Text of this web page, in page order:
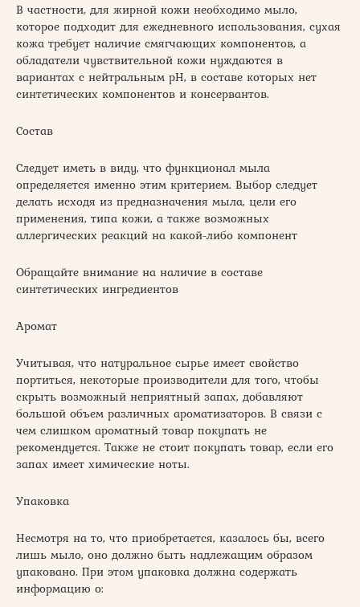
В частности, для жирной кожи необходимо мыло,
которое подходит для ежедневного использования, сухая
кожа требует наличие смягчающих компонентов, а
обладатели чувствительной кожи нуждаются в
вариантах с нейтральным pH, в составе которых нет
синтетических компонентов и консервантов.
Состав
Следует иметь в виду, что функционал мыла
определяется именно этим критерием. Выбор следует
делать исходя из предназначения мыла, цели его
применения, типа кожи, а также возможных
аллергических реакций на какой-либо компонент
Обращайте внимание на наличие в составе
синтетических ингредиентов
Аромат
Учитывая, что натуральное сырье имеет свойство
портиться, некоторые производители для того, чтобы
скрыть возможный неприятный запах, добавляют
большой объем различных ароматизаторов. В связи с
чем слишком ароматный товар покупать не
рекомендуется. Также не стоит покупать товар, если его
запах имеет химические ноты.
Упаковка
Несмотря на то, что приобретается, казалось бы, всего
лишь мыло, оно должно быть надлежащим образом
упаковано. При этом упаковка должна содержать
информацию о: